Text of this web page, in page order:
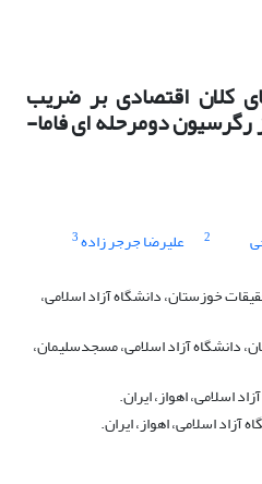
کلان اقتصادی بر ضریب
رگرسیون دومرحله ای فاما-
2 علیرضا جرجر زاده3
خوزستان، دانشگاه آزاد اسلامی،
دانشگاه آزاد اسلامی، مسجدسلیمان،
اسلامی، اهواز، ایران.
آزاد اسلامی، اهواز، ایران.